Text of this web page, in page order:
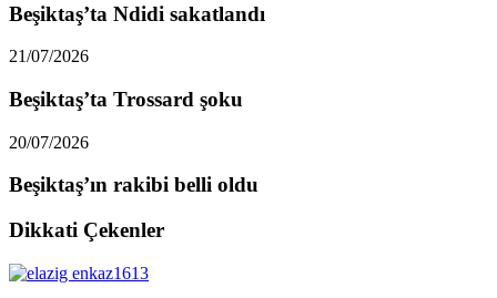
Beşiktaş’ta Ndidi sakatlandı
21/07/2026
Beşiktaş’ta Trossard şoku
20/07/2026
Beşiktaş’ın rakibi belli oldu
Dikkati Çekenler